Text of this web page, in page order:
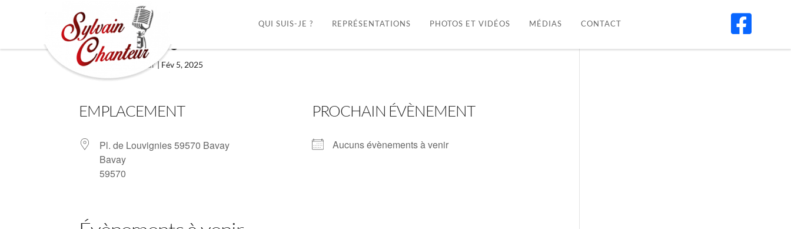
QUI SUIS-JE ? REPRÉSENTATIONS PHOTOS ET VIDÉOS MÉDIAS CONTACT 
Bavay 59570
parSylvain Chanteur|Fév 5, 2025
EMPLACEMENT
Pl. de Louvignies 59570 Bavay
Bavay
59570
PROCHAIN ÉVÈNEMENT
Aucuns évènements à venir